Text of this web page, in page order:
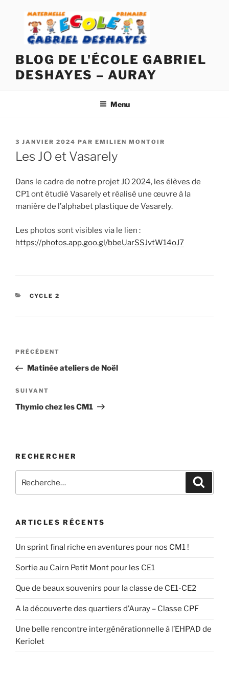
principal
BLOG DE L'ÉCOLE GABRIEL
DESHAYES – AURAY
Menu
PUBLIÉ
LE
3 JANVIER 2024 PAR EMILIEN MONTOIR
Les JO et Vasarely
Dans le cadre de notre projet JO 2024, les élèves de
CP1 ont étudié Vasarely et réalisé une œuvre à la
manière de l’alphabet plastique de Vasarely.
Les photos sont visibles via le lien :
https://photos.app.goo.gl/bbeUarSSJvtW14oJ7
CATÉGORIES
CYCLE 2
Navigation
l’article
Article
précédent
PRÉCÉDENT
Matinée ateliers de Noël
Article
suivant
SUIVANT
Thymio chez les CM1
RECHERCHER
pour
ARTICLES RÉCENTS
Un sprint final riche en aventures pour nos CM1 !
Sortie au Cairn Petit Mont pour les CE1
Que de beaux souvenirs pour la classe de CE1-CE2
A la découverte des quartiers d’Auray – Classe CPF
Une belle rencontre intergénérationnelle à l’EHPAD de
Keriolet